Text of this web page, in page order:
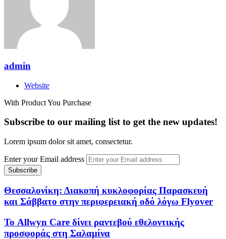
admin
Website
With Product You Purchase
Subscribe to our mailing list to get the new updates!
Lorem ipsum dolor sit amet, consectetur.
Enter your Email address
Θεσσαλονίκη: Διακοπή κυκλοφορίας Παρασκευή
και Σάββατο στην περιφερειακή οδό λόγω Flyover
Το Allwyn Care δίνει ραντεβού εθελοντικής
προσφοράς στη Σαλαμίνα